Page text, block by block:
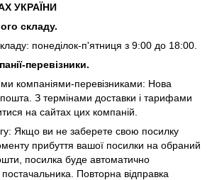
УКРАЇНИ
складу.
понеділок-п'ятниця з 9:00 до 18:00.
перевізники.
компаніями-перевізниками: Нова
З термінами доставки і тарифами
на сайтах цих компаній.
Якщо ви не заберете свою посилку
прибуття вашої посилки на обраний
посилка буде автоматично
Повторна відправка